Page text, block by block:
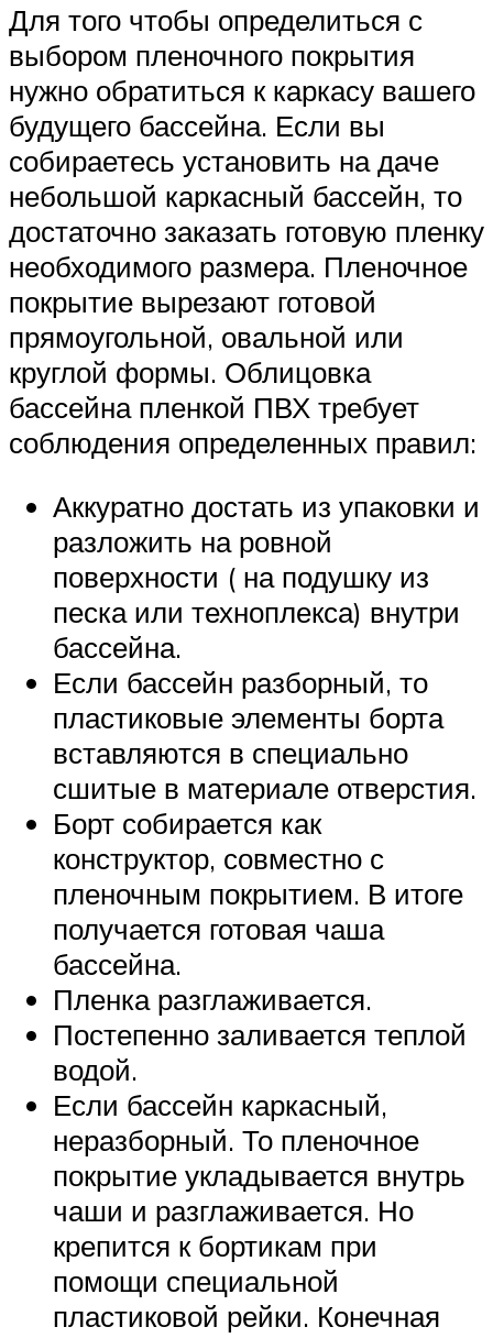
Для того чтобы определиться с
выбором пленочного покрытия
нужно обратиться к каркасу вашего
будущего бассейна. Если вы
собираетесь установить на даче
небольшой каркасный бассейн, то
достаточно заказать готовую пленку
необходимого размера. Пленочное
покрытие вырезают готовой
прямоугольной, овальной или
круглой формы. Облицовка
бассейна пленкой ПВХ требует
соблюдения определенных правил:
Аккуратно достать из упаковки и
разложить на ровной
поверхности ( на подушку из
песка или техноплекса) внутри
бассейна.
Если бассейн разборный, то
пластиковые элементы борта
вставляются в специально
сшитые в материале отверстия.
Борт собирается как
конструктор, совместно с
пленочным покрытием. В итоге
получается готовая чаша
бассейна.
Пленка разглаживается.
Постепенно заливается теплой
водой.
Если бассейн каркасный,
неразборный. То пленочное
покрытие укладывается внутрь
чаши и разглаживается. Но
крепится к бортикам при
помощи специальной
пластиковой рейки. Конечная